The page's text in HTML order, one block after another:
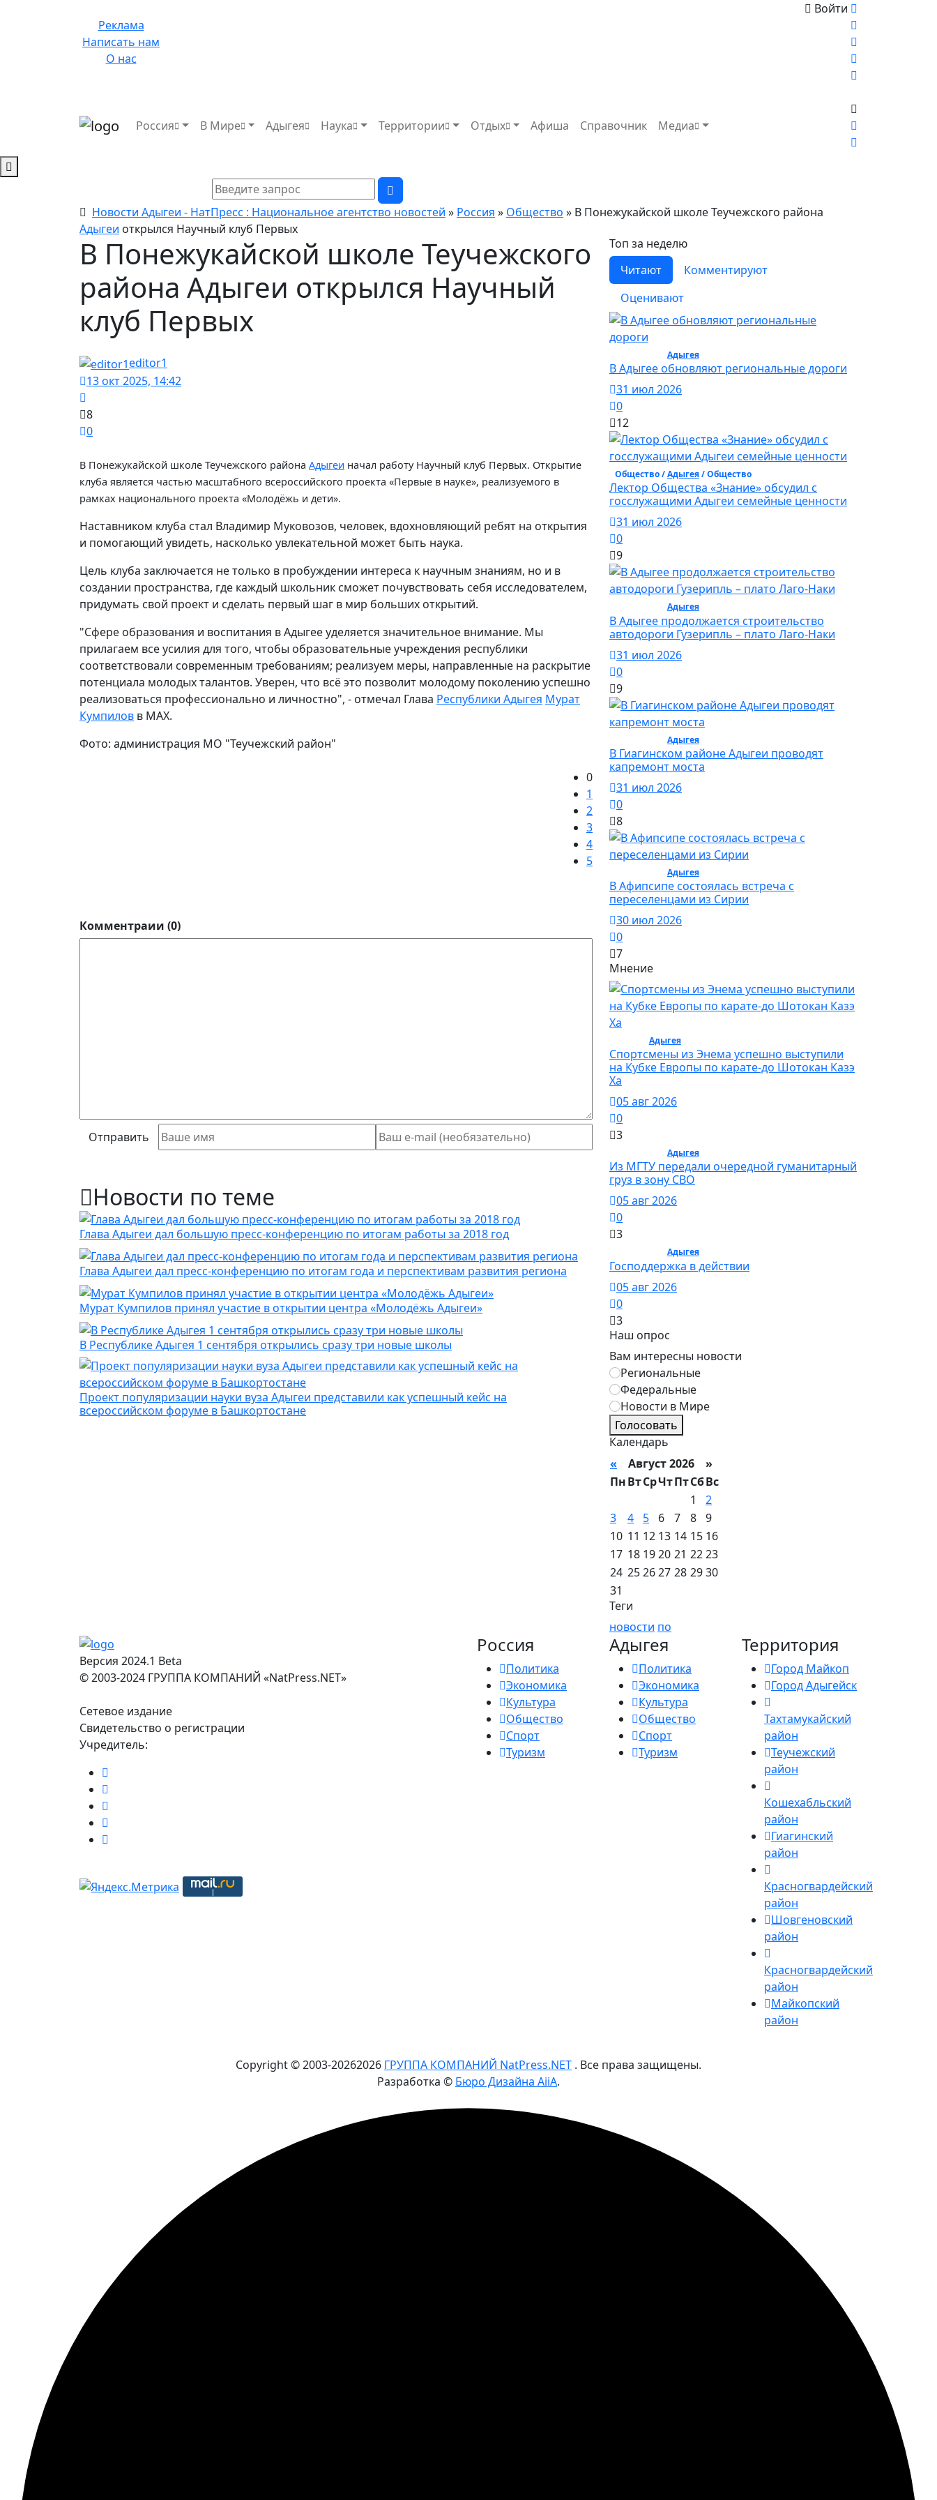
Реклама
Написать нам
О нас
Войти
Россия В Мире Адыгея Наука Территории Отдых Афиша Справочник Медиа
Новости Адыгеи - НатПресс : Национальное агентство новостей » Россия » Общество » В Понежукайской школе Теучежского района
Адыгеи открылся Научный клуб Первых
В Понежукайской школе Теучежского
района Адыгеи открылся Научный
клуб Первых
editor1
13 окт 2025, 14:42
8
0
В Понежукайской школе Теучежского района Адыгеи начал работу Научный клуб Первых. Открытие
клуба является частью масштабного всероссийского проекта «Первые в науке», реализуемого в
рамках национального проекта «Молодёжь и дети».
Наставником клуба стал Владимир Муковозов, человек, вдохновляющий ребят на открытия
и помогающий увидеть, насколько увлекательной может быть наука.
Цель клуба заключается не только в пробуждении интереса к научным знаниям, но и в
создании пространства, где каждый школьник сможет почувствовать себя исследователем,
придумать свой проект и сделать первый шаг в мир больших открытий.
"Сфере образования и воспитания в Адыгее уделяется значительное внимание. Мы
прилагаем все усилия для того, чтобы образовательные учреждения республики
соответствовали современным требованиям; реализуем меры, направленные на раскрытие
потенциала молодых талантов. Уверен, что всё это позволит молодому поколению успешно
реализоваться профессионально и личностно", - отмечал Глава Республики Адыгея Мурат
Кумпилов в МАХ.
Фото: администрация МО "Теучежский район"
0
1
2
3
4
5
Комментраии (0)
Отправить
Новости по теме
Глава Адыгеи дал большую пресс-конференцию по итогам работы за 2018 год
Глава Адыгеи дал пресс-конференцию по итогам года и перспективам развития региона
Мурат Кумпилов принял участие в открытии центра «Молодёжь Адыгеи»
В Республике Адыгея 1 сентября открылись сразу три новые школы
Проект популяризации науки вуза Адыгеи представили как успешный кейс на
всероссийском форуме в Башкортостане
Топ за неделю
Читают
Комментируют
Оценивают
Адыгея/ Общество
В Адыгее обновляют региональные дороги
31 июл 2026
0
12
Общество /Адыгея/ Общество
Лектор Общества «Знание» обсудил с
госслужащими Адыгеи семейные ценности
31 июл 2026
0
9
Адыгея/ Общество
В Адыгее продолжается строительство
автодороги Гузерипль – плато Лаго-Наки
31 июл 2026
0
9
Адыгея/ Общество
В Гиагинском районе Адыгеи проводят
капремонт моста
31 июл 2026
0
8
Адыгея/ Общество
В Афипсипе состоялась встреча с
переселенцами из Сирии
30 июл 2026
0
7
Мнение
Адыгея/ Спорт
Спортсмены из Энема успешно выступили
на Кубке Европы по карате-до Шотокан Казэ
Ха
05 авг 2026
0
3
Адыгея/ Общество
Из МГТУ передали очередной гуманитарный
груз в зону СВО
05 авг 2026
0
3
Адыгея/ Общество
Господдержка в действии
05 авг 2026
0
3
Наш опрос
Вам интересны новости
Региональные
Федеральные
Новости в Мире
Голосовать
Календарь
« Август 2026 »
ПнВтСрЧтПтСбВс
1
2
3
4 5 6 7 8 9
10 11 12 13 14 15 16
17 18 1920 21 2223
24 252627 28 2930
31
Теги
новости по
Версия 2024.1 Beta
© 2003-2024 ГРУППА КОМПАНИЙ «NatPress.NET»
Сетевое издание
Свидетельство о регистрации
Учредитель:
Россия
Политика
Экономика
Культура
Общество
Спорт
Туризм
Адыгея
Политика
Экономика
Культура
Общество
Спорт
Туризм
Территория
Город Майкоп
Город Адыгейск
Тахтамукайский
район
Теучежский
район
Кошехабльский
район
Гиагинский
район
Красногвардейский
район
Шовгеновский
район
Красногвардейский
район
Майкопский
район
Copyright © 2003-20262026 ГРУППА КОМПАНИЙ NatPress.NET . Все права защищены.
Разработка © Бюро Дизайна AiiA.